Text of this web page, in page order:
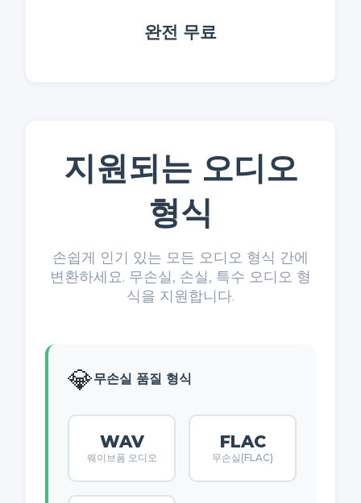
완전 무료
지원되는 오디오
형식
손쉽게 인기 있는 모든 오디오 형식 간에
변환하세요. 무손실, 손실, 특수 오디오 형
식을 지원합니다.
💎무손실 품질 형식
WAV
웨이브폼 오디오
FLAC
무손실(FLAC)